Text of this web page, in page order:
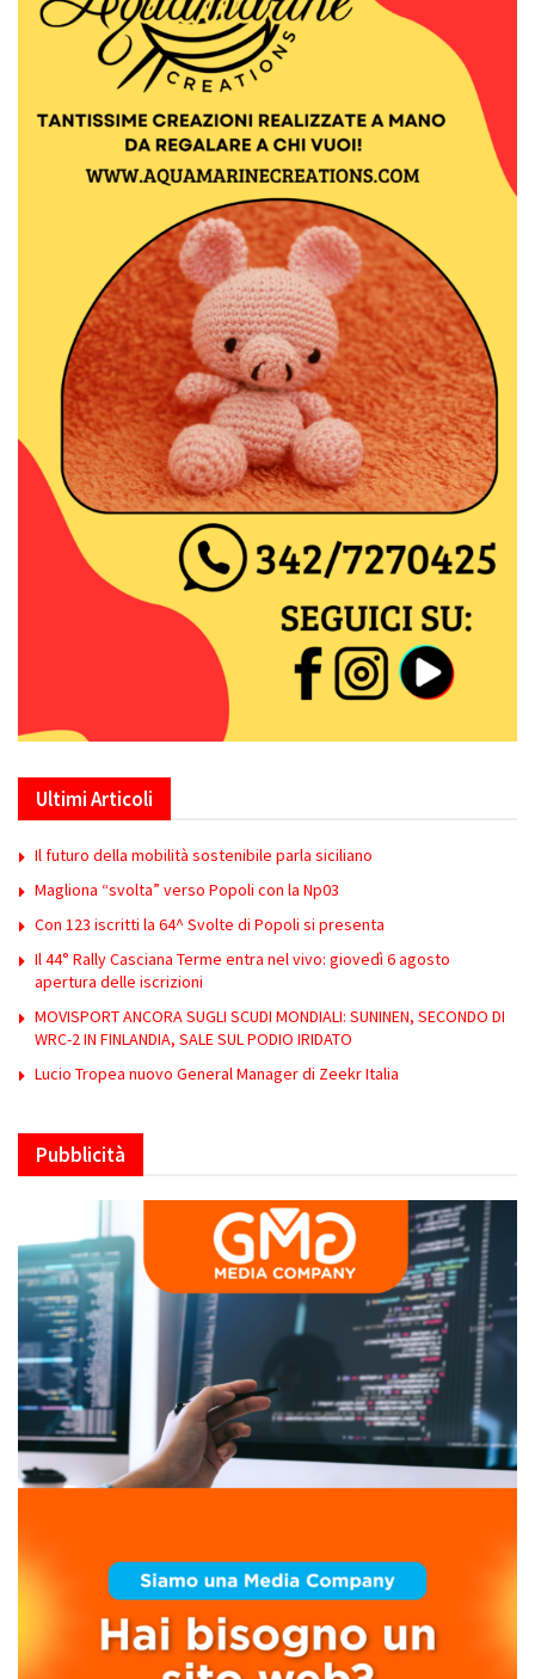
Ultimi Articoli
Il futuro della mobilità sostenibile parla siciliano
Magliona “svolta” verso Popoli con la Np03
Con 123 iscritti la 64^ Svolte di Popoli si presenta
Il 44° Rally Casciana Terme entra nel vivo: giovedì 6 agosto
apertura delle iscrizioni
MOVISPORT ANCORA SUGLI SCUDI MONDIALI: SUNINEN, SECONDO DI
WRC-2 IN FINLANDIA, SALE SUL PODIO IRIDATO
Lucio Tropea nuovo General Manager di Zeekr Italia
Pubblicità